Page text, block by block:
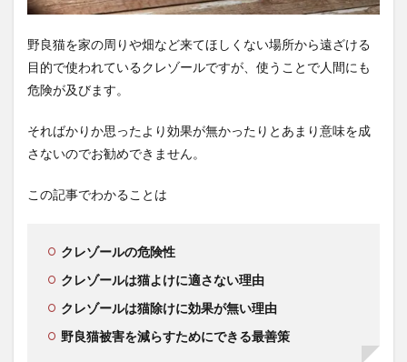
野良猫を家の周りや畑など来てほしくない場所から遠ざける
目的で使われているクレゾールですが、使うことで人間にも
危険が及びます。
そればかりか思ったより効果が無かったりとあまり意味を成
さないのでお勧めできません。
この記事でわかることは
クレゾールの危険性
クレゾールは猫よけに適さない理由
クレゾールは猫除けに効果が無い理由
野良猫被害を減らすためにできる最善策